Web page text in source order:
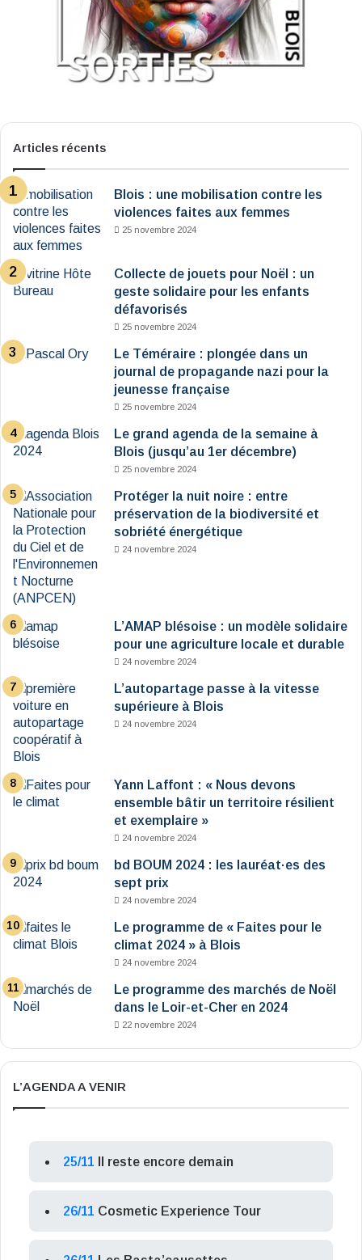
Articles récents
Blois : une mobilisation contre les
violences faites aux femmes
25 novembre 2024
Collecte de jouets pour Noël : un
geste solidaire pour les enfants
défavorisés
25 novembre 2024
Le Téméraire : plongée dans un
journal de propagande nazi pour la
jeunesse française
25 novembre 2024
Le grand agenda de la semaine à
Blois (jusqu’au 1er décembre)
25 novembre 2024
Protéger la nuit noire : entre
préservation de la biodiversité et
sobriété énergétique
24 novembre 2024
L’AMAP blésoise : un modèle solidaire
pour une agriculture locale et durable
24 novembre 2024
L’autopartage passe à la vitesse
supérieure à Blois
24 novembre 2024
Yann Laffont : « Nous devons
ensemble bâtir un territoire résilient
et exemplaire »
24 novembre 2024
bd BOUM 2024 : les lauréat·es des
sept prix
24 novembre 2024
Le programme de « Faites pour le
climat 2024 » à Blois
24 novembre 2024
Le programme des marchés de Noël
dans le Loir-et-Cher en 2024
22 novembre 2024
L’AGENDA A VENIR
25/11 Il reste encore demain
26/11 Cosmetic Experience Tour